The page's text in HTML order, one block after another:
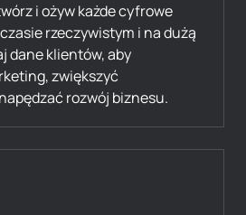
i ożyw każde cyfrowe
rzeczywistym i na dużą
dane klientów, aby
zwiększyć
rozwój biznesu.